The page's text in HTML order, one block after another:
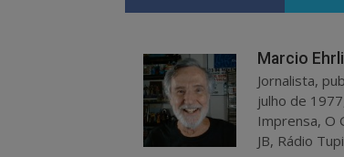
Marcio
Jornalista,
julho de
Imprensa, O
JB, Rádio